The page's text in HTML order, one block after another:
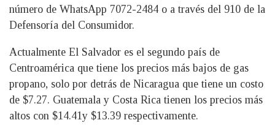
número de WhatsApp 7072-2484 o a través del 910 de la
Defensoría del Consumidor.
Actualmente El Salvador es el segundo país de
Centroamérica que tiene los precios más bajos de gas
propano, solo por detrás de Nicaragua que tiene un costo
de $7.27. Guatemala y Costa Rica tienen los precios más
altos con $14.41y $13.39 respectivamente.